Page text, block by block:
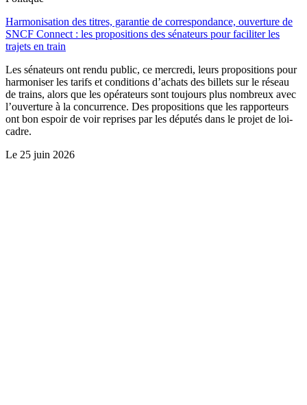
Harmonisation des titres, garantie de correspondance, ouverture de
SNCF Connect : les propositions des sénateurs pour faciliter les
trajets en train
Les sénateurs ont rendu public, ce mercredi, leurs propositions pour
harmoniser les tarifs et conditions d’achats des billets sur le réseau
de trains, alors que les opérateurs sont toujours plus nombreux avec
l’ouverture à la concurrence. Des propositions que les rapporteurs
ont bon espoir de voir reprises par les députés dans le projet de loi-
cadre.
Le 25 juin 2026